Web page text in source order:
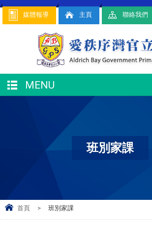
媒體報導 主頁 聯絡我們
MENU
班別家課
首頁 > 班別家課